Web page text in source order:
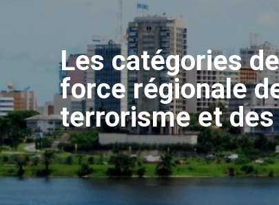
Les catégories
force régionale
terrorisme et